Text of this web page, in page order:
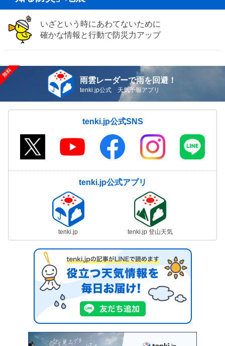
いざという時にあわてないために
確かな情報と行動で防災力アップ
雨雲レーダーで雨を回避！
tenki.jp公式 天気予報アプリ
tenki.jp公式SNS
tenki.jp公式アプリ
tenki.jp tenki.jp 登山天気